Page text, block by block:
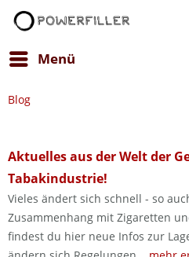
Menü
Blog
Aktuelles aus der Welt der
Tabakindustrie!
Vieles ändert sich schnell - so
Zusammenhang mit Zigaretten
findest du hier neue Infos zur